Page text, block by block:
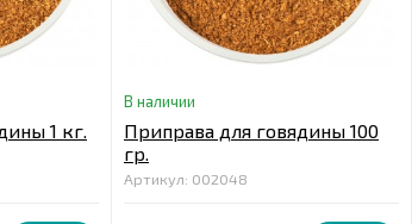
1 кг.
В наличии
Приправа для говядины 100
гр.
Артикул: 002048